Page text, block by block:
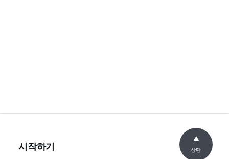
시작하기 상단